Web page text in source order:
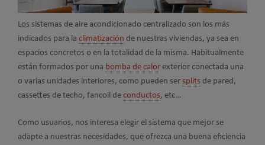
Los sistemas de aire acondicionado centralizado son los más
indicados para la climatización de nuestras viviendas, ya sea en
espacios concretos o en la totalidad de la misma. Habitualmente
están formados por una bomba de calor exterior conectada una
o varias unidades interiores, como pueden ser splits de pared,
cassettes de techo, fancoil de conductos, etc…
Como usuarios, nos interesa elegir el sistema que mejor se
adapte a nuestras necesidades, que ofrezca una buena eficiencia